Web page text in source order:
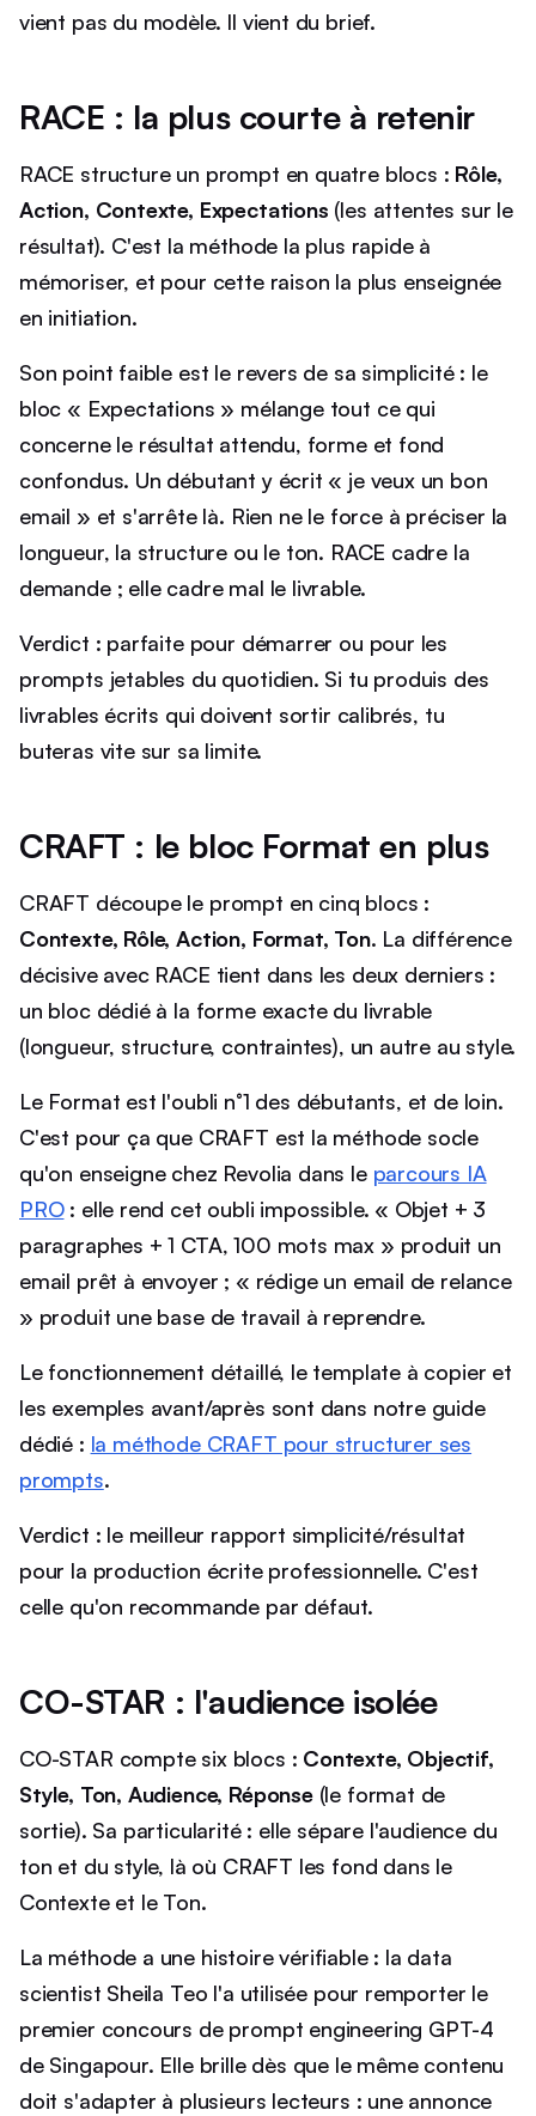
vient pas du modèle. Il vient du brief.
RACE : la plus courte à retenir
RACE structure un prompt en quatre blocs : Rôle,
Action, Contexte, Expectations (les attentes sur le
résultat). C'est la méthode la plus rapide à
mémoriser, et pour cette raison la plus enseignée
en initiation.
Son point faible est le revers de sa simplicité : le
bloc « Expectations » mélange tout ce qui
concerne le résultat attendu, forme et fond
confondus. Un débutant y écrit « je veux un bon
email » et s'arrête là. Rien ne le force à préciser la
longueur, la structure ou le ton. RACE cadre la
demande ; elle cadre mal le livrable.
Verdict : parfaite pour démarrer ou pour les
prompts jetables du quotidien. Si tu produis des
livrables écrits qui doivent sortir calibrés, tu
buteras vite sur sa limite.
CRAFT : le bloc Format en plus
CRAFT découpe le prompt en cinq blocs :
Contexte, Rôle, Action, Format, Ton. La différence
décisive avec RACE tient dans les deux derniers :
un bloc dédié à la forme exacte du livrable
(longueur, structure, contraintes), un autre au style.
Le Format est l'oubli n°1 des débutants, et de loin.
C'est pour ça que CRAFT est la méthode socle
qu'on enseigne chez Revolia dans le parcours IA
PRO: elle rend cet oubli impossible. « Objet + 3
paragraphes + 1 CTA, 100 mots max » produit un
email prêt à envoyer ; « rédige un email de relance
» produit une base de travail à reprendre.
Le fonctionnement détaillé, le template à copier et
les exemples avant/après sont dans notre guide
dédié : la méthode CRAFT pour structurer ses
prompts.
Verdict : le meilleur rapport simplicité/résultat
pour la production écrite professionnelle. C'est
celle qu'on recommande par défaut.
CO-STAR : l'audience isolée
CO-STAR compte six blocs : Contexte, Objectif,
Style, Ton, Audience, Réponse(le format de
sortie). Sa particularité : elle sépare l'audience du
ton et du style, là où CRAFT les fond dans le
Contexte et le Ton.
La méthode a une histoire vérifiable : la data
scientist Sheila Teo l'a utilisée pour remporter le
premier concours de prompt engineering GPT-4
de Singapour. Elle brille dès que le même contenu
doit s'adapter à plusieurs lecteurs : une annonce